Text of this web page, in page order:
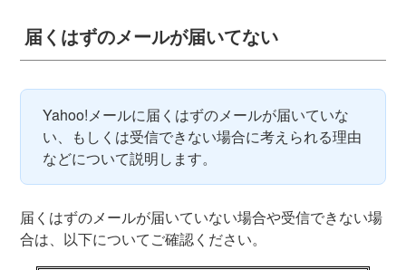
ド
）
届くはずのメールが届いてない
Yahoo!メールに届くはずのメールが届いていな
い、もしくは受信できない場合に考えられる理由
などについて説明します。
届くはずのメールが届いていない場合や受信できない場
合は、以下についてご確認ください。